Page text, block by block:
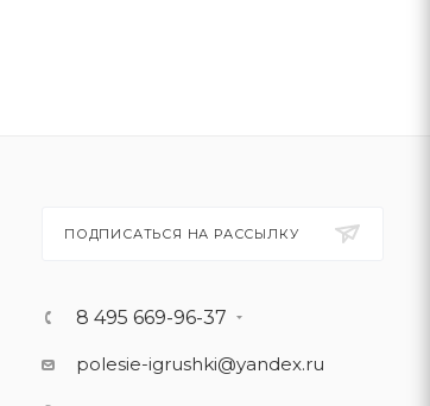
ПОДПИСАТЬСЯ НА РАССЫЛКУ
8 495 669-96-37
polesie-igrushki@yandex.ru